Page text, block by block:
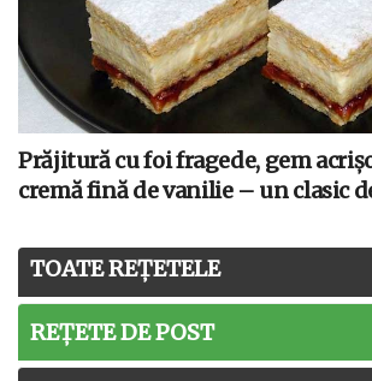
Prăjitură cu foi fragede, gem
cremă fină de vanilie – un clasic
TOATE REȚETELE
REȚETE DE POST